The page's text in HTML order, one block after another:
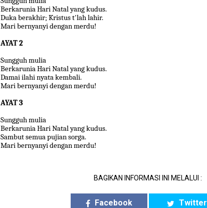
Berkarunia Hari Natal yang kudus.
Duka berakhir; Kristus t'lah lahir.
Mari bernyanyi dengan merdu!
AYAT 2
Sungguh mulia
Berkarunia Hari Natal yang kudus.
Damai ilahi nyata kembali.
Mari bernyanyi dengan merdu!
AYAT 3
Sungguh mulia
Berkarunia Hari Natal yang kudus.
Sambut semua pujian sorga.
Mari bernyanyi dengan merdu!
BAGIKAN INFORMASI INI MELALUI :
Facebook Twitter